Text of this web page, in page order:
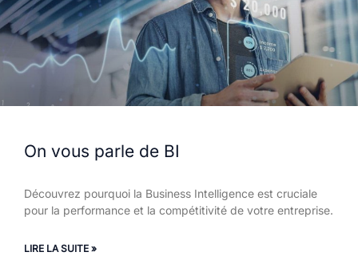
On vous parle de BI
Découvrez pourquoi la Business Intelligence est cruciale
pour la performance et la compétitivité de votre entreprise.
LIRE LA SUITE »